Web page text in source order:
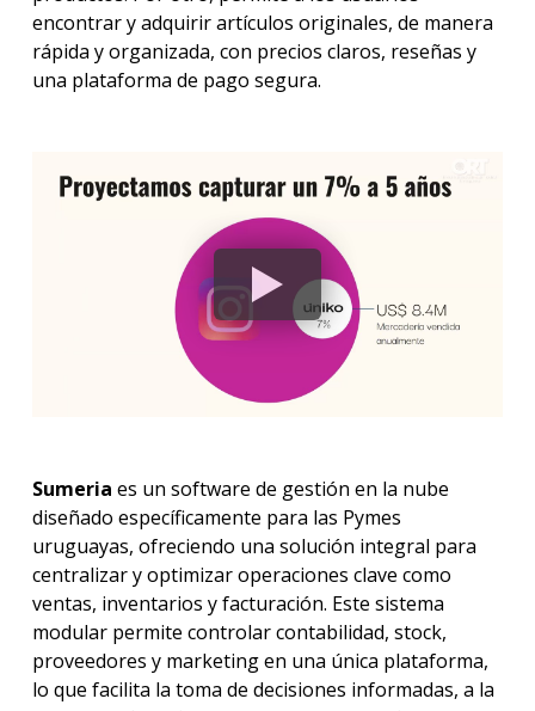
encontrar y adquirir artículos originales, de manera
rápida y organizada, con precios claros, reseñas y
una plataforma de pago segura.
Sumeria es un software de gestión en la nube
diseñado específicamente para las Pymes
uruguayas, ofreciendo una solución integral para
centralizar y optimizar operaciones clave como
ventas, inventarios y facturación. Este sistema
modular permite controlar contabilidad, stock,
proveedores y marketing en una única plataforma,
lo que facilita la toma de decisiones informadas, a la